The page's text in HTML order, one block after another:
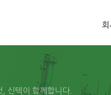
회
신텍이 함께합니다.